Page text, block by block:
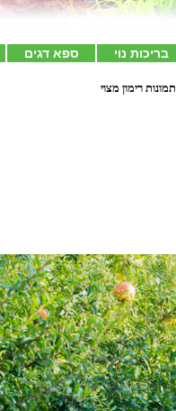
בריכות נוי ספא דגים
תמונות רימון מצוי